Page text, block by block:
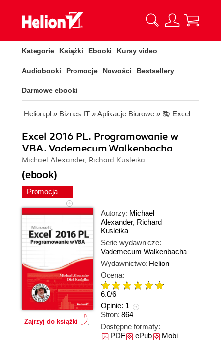
Kategorie Książki Ebooki Kursy video
Audiobooki Promocje Nowości Bestsellery
Darmowe ebooki
Helion.pl » Biznes IT »Aplikacje Biurowe » 📚 Excel
Excel 2016 PL. Programowanie w
VBA. Vademecum Walkenbacha
Michael Alexander, Richard Kusleika
(ebook)
Promocja
Zajrzyj do książki
Autorzy: Michael
Alexander, Richard
Kusleika
Serie wydawnicze:
Vademecum Walkenbacha
Wydawnictwo: Helion
Ocena:
6.0/6
Opinie: 1
Stron: 864
Dostępne formaty:
PDFePubMobi